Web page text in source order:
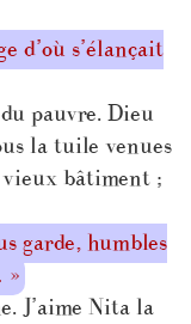
d’où s’élançait
pauvre. Dieu
la tuile venues
bâtiment ;
garde, humbles
»
J’aime Nita la